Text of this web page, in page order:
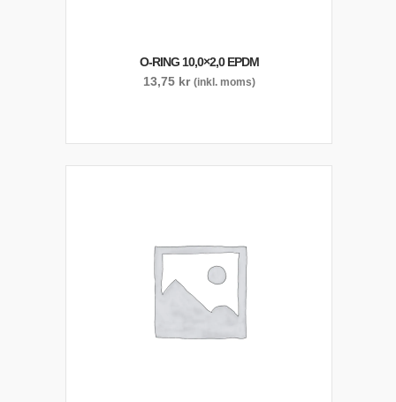
O-RING 10,0×2,0 EPDM
13,75 kr (inkl. moms)